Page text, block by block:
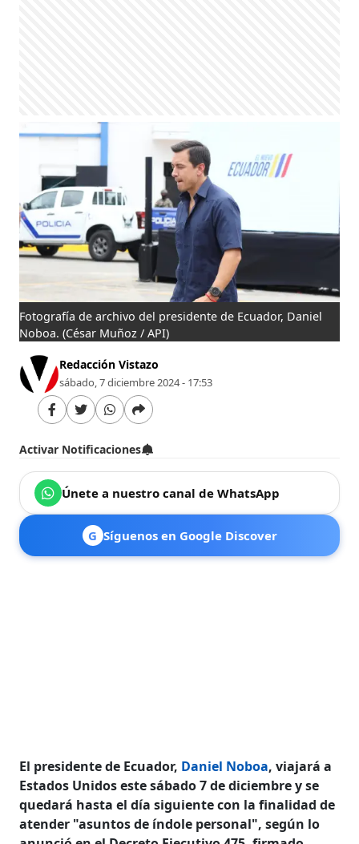
Fotografía de archivo del presidente de Ecuador, Daniel
Noboa. (César Muñoz / API)
Redacción Vistazo
sábado, 7 diciembre 2024 - 17:53
Activar Notificaciones
Únete a nuestro canal de WhatsApp
G Síguenos en Google Discover
El presidente de Ecuador, Daniel Noboa, viajará a
Estados Unidos este sábado 7 de diciembre y se
quedará hasta el día siguiente con la finalidad de
atender "asuntos de índole personal", según lo